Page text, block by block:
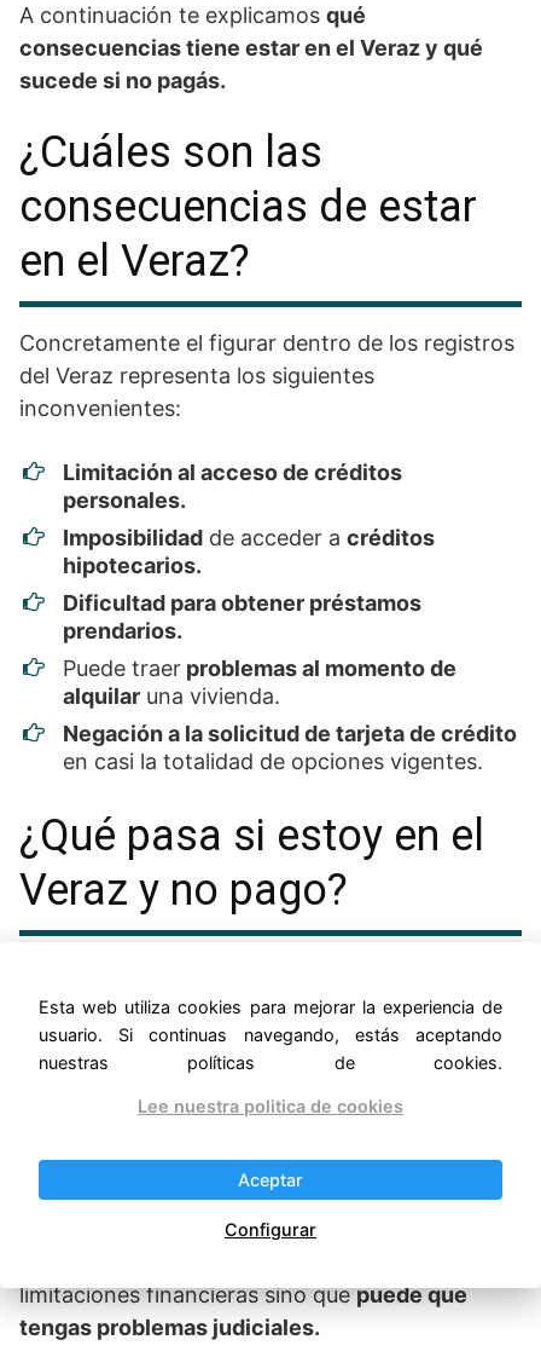
A continuación te explicamos qué
consecuencias tiene estar en el Veraz y qué
sucede si no pagás.
¿Cuáles son las
consecuencias de estar
en el Veraz?
Concretamente el figurar dentro de los registros
del Veraz representa los siguientes
inconvenientes:
Limitación al acceso de créditos
personales.
Imposibilidad de acceder a créditos
hipotecarios.
Dificultad para obtener préstamos
prendarios.
Puede traer problemas al momento de
alquilar una vivienda.
Negación a la solicitud de tarjeta de crédito
en casi la totalidad de opciones vigentes.
¿Qué pasa si estoy en el
Veraz y no pago?
Paradójicamente, una de ellas es no cumpliendo
con el pago. Por supuesto que esta opción no se
recomienda ya que puede traer problemas de
índole legal.
En otras palabrassi estás en el Veraz y no
pagás tu deuda la misma expirará luego de
transcurrido un tiempoprudencial pero mientras
limitaciones financieras sino quepuede que
tengas problemas judiciales.
Esta web utiliza cookies para mejorar la experiencia de
usuario. Si continuas navegando, estás aceptando
nuestras políticas de cookies.
Lee nuestra politica de cookies
Aceptar
Configurar